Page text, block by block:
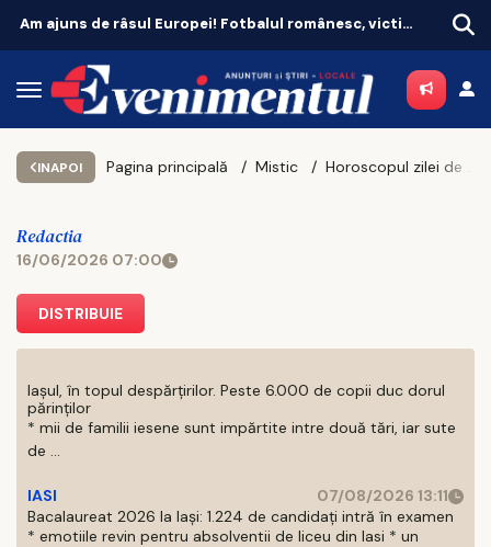
Am ajuns de râsul Europei! Fotbalul românesc, victima propriei aroganțe
INAPOI Pagina principală Mistic Horoscopul zilei de marți, 16 iunie 2026
Redactia
16/06/2026 07:00
DISTRIBUIE
Iașul, în topul despărțirilor. Peste 6.000 de copii duc dorul
părinților
* mii de familii iesene sunt impărtite intre două tări, iar sute
de ...
IASI
07/08/2026 13:11
Bacalaureat 2026 la Iași: 1.224 de candidați intră în examen
* emotiile revin pentru absolventii de liceu din Iasi * un